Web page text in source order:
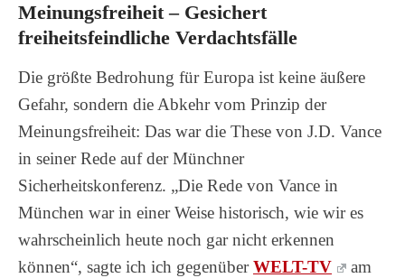
Meinungsfreiheit – Gesichert
freiheitsfeindliche Verdachtsfälle
Die größte Bedrohung für Europa ist keine äußere
Gefahr, sondern die Abkehr vom Prinzip der
Meinungsfreiheit: Das war die These von J.D. Vance
in seiner Rede auf der Münchner
Sicherheitskonferenz. „Die Rede von Vance in
München war in einer Weise historisch, wie wir es
wahrscheinlich heute noch gar nicht erkennen
können“, sagte ich ich gegenüberWELT-TV
am